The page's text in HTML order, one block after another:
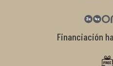
Financiación